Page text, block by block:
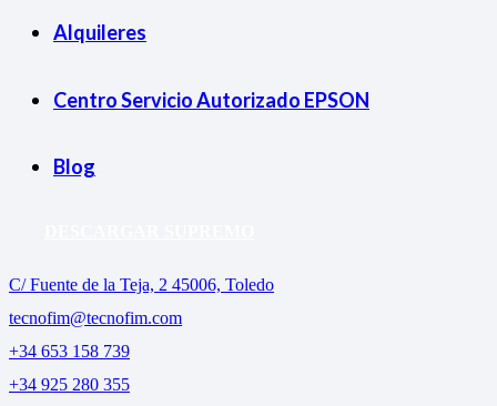
Alquileres
Centro Servicio Autorizado EPSON
Blog
C/ Fuente de la Teja, 2 45006, Toledo
tecnofim@tecnofim.com
+34 653 158 739
+34 925 280 355